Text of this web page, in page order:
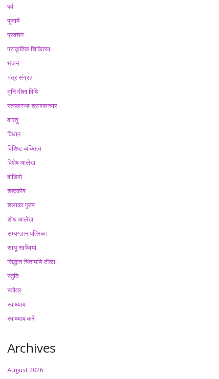
पर्व
पूजायें
प्रवचन
प्राकृतिक चिकित्सा
भजन
मंत्र संग्रह
मुनि दीक्षा विधि
रत्नकरण्ड श्रावकाचार
वास्तु
विधान
विशिष्ट व्यक्तित्व
विशेष आलेख
वीडियो
शब्दकोष
शलाका पुरुष
शोध आलेख
सम्यग्ज्ञान पत्रिका
साधू साध्वियां
सिद्धांत चिंतामणि टीका
स्तुति
स्तोत्र
स्वाध्याय
स्वाध्याय करें
Archives
August 2026